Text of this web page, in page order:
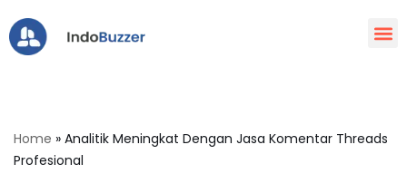
Lompat
Home » Analitik Meningkat Dengan Jasa Komentar Threads
Profesional